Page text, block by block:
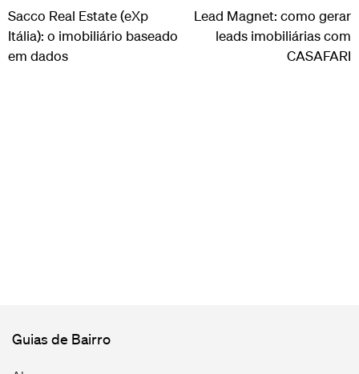
Sacco Real Estate (eXp
Itália): o imobiliário baseado
em dados
Lead Magnet: como gerar
leads imobiliárias com
CASAFARI
Guias de Bairro